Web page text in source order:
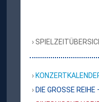
DIE GROSSE